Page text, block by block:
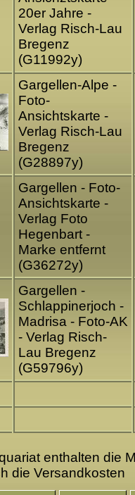
20er Jahre -
Verlag Risch-Lau
Bregenz
(G11992y)
Gargellen-Alpe -
Foto-
Ansichtskarte -
Verlag Risch-Lau
Bregenz
(G28897y)
Gargellen - Foto-
Ansichtskarte -
Verlag Foto
Hegenbart -
Marke entfernt
(G36272y)
Gargellen -
Schlappinerjoch -
Madrisa - Foto-AK
- Verlag Risch-
Lau Bregenz
(G59796y)
enthalten die
die Versandkosten